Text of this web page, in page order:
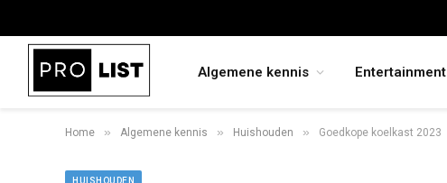
Algemene kennis Entertainment
Home » Algemene kennis » Huishouden » Goedkope koelkast 2023
HUISHOUDEN